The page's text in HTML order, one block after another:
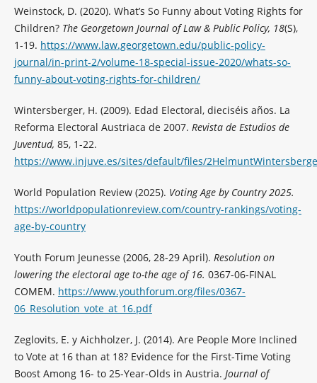
Weinstock, D. (2020). What’s So Funny about Voting Rights for
Children? The Georgetown Journal of Law & Public Policy, 18(S),
1-19. https://www.law.georgetown.edu/public-policy-
journal/in-print-2/volume-18-special-issue-2020/whats-so-
funny-about-voting-rights-for-children/
Wintersberger, H. (2009). Edad Electoral, dieciséis años. La
Reforma Electoral Austriaca de 2007. Revista de Estudios de
Juventud, 85, 1-22.
https://www.injuve.es/sites/default/files/
World Population Review (2025). Voting Age by Country 2025.
https://worldpopulationreview.com/country-rankings/voting-
age-by-country
Youth Forum Jeunesse (2006, 28-29 April). Resolution on
lowering the electoral age to-the age of 16. 0367-06-FINAL
COMEM. https://www.youthforum.org/files/0367-
06_Resolution_vote_at_16.pdf
Zeglovits, E. y Aichholzer, J. (2014). Are People More Inclined
to Vote at 16 than at 18? Evidence for the First-Time Voting
Boost Among 16- to 25-Year-Olds in Austria. Journal of